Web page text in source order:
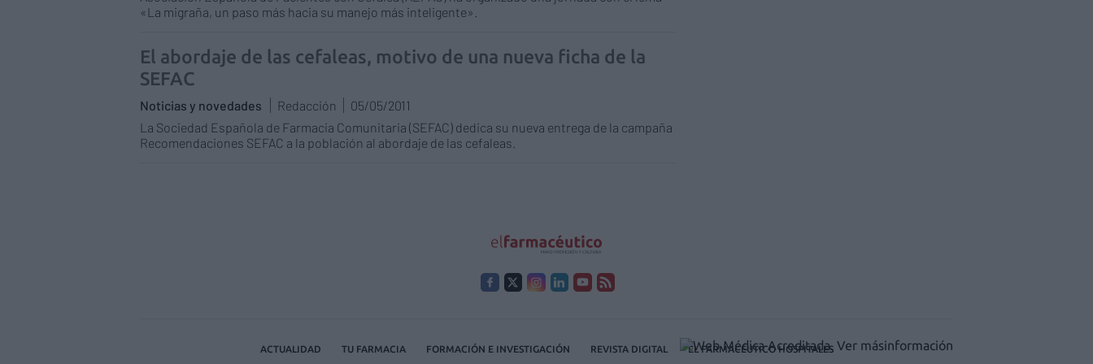
«La migraña, un paso más hacia su manejo más inteligente».
El abordaje de las cefaleas, motivo de una nueva ficha de la
SEFAC
Noticias y novedades Redacción
05/05/2011
La Sociedad Española de Farmacia Comunitaria (SEFAC) dedica su nueva entrega de la campaña
Recomendaciones SEFAC a la población al abordaje de las cefaleas.
ACTUALIDAD TU FARMACIA FORMACIÓN E INVESTIGACIÓN REVISTA DIGITAL EL FARMACÉUTICO HOSPITALES